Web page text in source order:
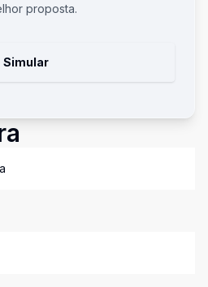
proposta.
Simular